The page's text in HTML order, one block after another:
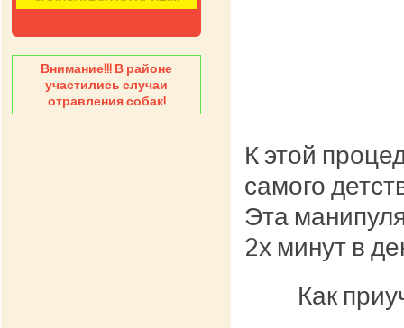
К этой
самого
Эта
2х минут в
Как
Внимание!!! В районе
участились случаи
отравления собак!